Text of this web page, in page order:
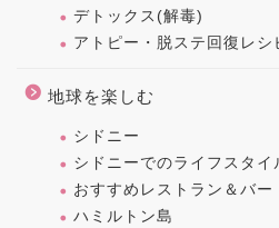
デトックス(解毒)
アトピー・脱ステ回復レシ
地球を楽しむ
シドニー
シドニーでのライフスタイ
おすすめレストラン＆バー
ハミルトン島